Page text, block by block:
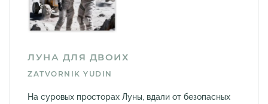
ЛУНА ДЛЯ ДВОИХ
ZATVORNIK YUDIN
На суровых просторах Луны, вдали от безопасных